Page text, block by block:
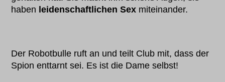
haben leidenschaftlichen Sex miteinander.
Der Robotbulle ruft an und teilt Club mit, dass der
Spion enttarnt sei. Es ist die Dame selbst!